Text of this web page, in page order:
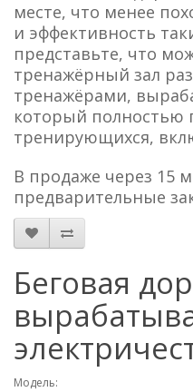
месте, что менее
и эффективность
представьте, что
тренажёрный зал
тренажёрами,
который полностью
тренирующихся,
В продаже через 15
предварительные
Беговая
Модель: